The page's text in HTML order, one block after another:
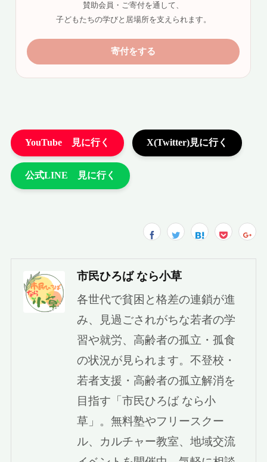
市民ひろば なら小草
各世代で貧困と格差の連鎖が進
み、見過ごされがちな若者の学
習や就労、高齢者の孤立・孤食
の状況が見られます。不登校・
若者支援・高齢者の孤立解消を
目指す「市民ひろば なら小
草」。無料塾やフリースクー
ル、カルチャー教室、地域交流